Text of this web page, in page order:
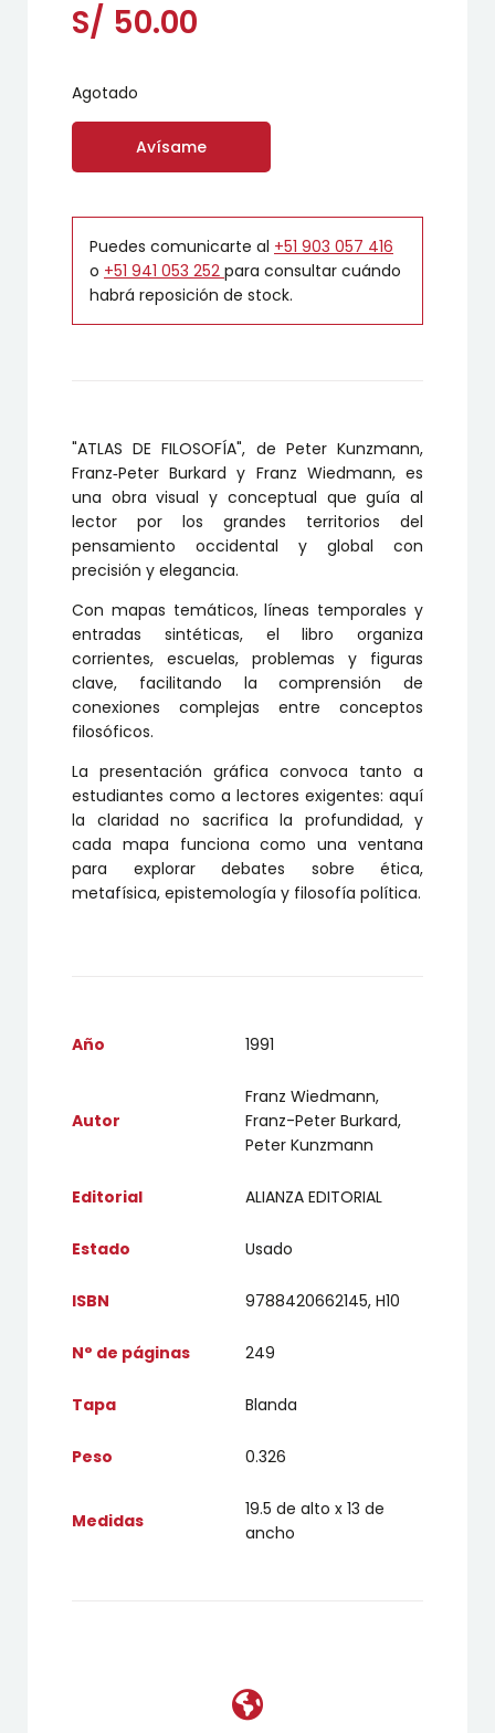
S/ 50.00
Agotado
Avísame
Puedes comunicarte al +51 903 057 416
o +51 941 053 252 para consultar cuándo
habrá reposición de stock.
"ATLAS DE FILOSOFÍA", de Peter Kunzmann,
Franz‑Peter Burkard y Franz Wiedmann, es
una obra visual y conceptual que guía al
lector por los grandes territorios del
pensamiento occidental y global con
precisión y elegancia.
Con mapas temáticos, líneas temporales y
entradas sintéticas, el libro organiza
corrientes, escuelas, problemas y figuras
clave, facilitando la comprensión de
conexiones complejas entre conceptos
filosóficos.
La presentación gráfica convoca tanto a
estudiantes como a lectores exigentes: aquí
la claridad no sacrifica la profundidad, y
cada mapa funciona como una ventana
para explorar debates sobre ética,
metafísica, epistemología y filosofía política.
Año 1991
Autor
Franz Wiedmann,
Franz-Peter Burkard,
Peter Kunzmann
Editorial ALIANZA EDITORIAL
Estado Usado
ISBN 9788420662145, H10
N° de páginas 249
Tapa Blanda
Peso 0.326
Medidas
19.5 de alto x 13 de
ancho